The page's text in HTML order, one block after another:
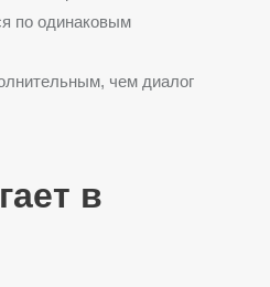
по одинаковым
чем диалог
в